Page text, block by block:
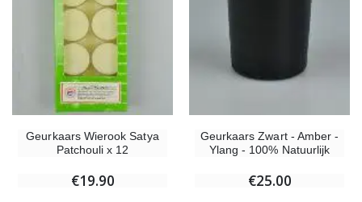
Geurkaars Wierook Satya
Patchouli x 12
€19.90
Geurkaars Zwart - Amber -
Ylang - 100% Natuurlijk
€25.00